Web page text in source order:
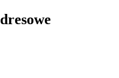
nowej karcie
się w nowej karcie